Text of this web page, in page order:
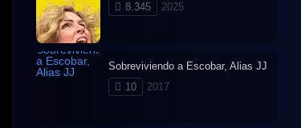
8.345
2025
Sobreviviendo a Escobar, Alias JJ
10
2017